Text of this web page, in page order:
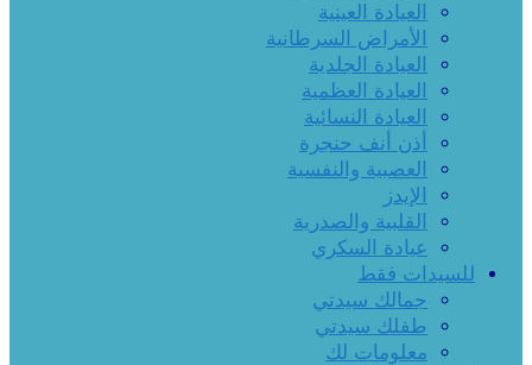
العيادة العينية
الأمراض السرطانية
العيادة الجلدية
العيادة العظمية
العيادة النسائية
أذن أنف حنجرة
العصبية والنفسية
الإيدز
القلبية والصدرية
عيادة السكري
للسيدات فقط
جمالك سيدتي
طفلك سيدتي
معلومات لك